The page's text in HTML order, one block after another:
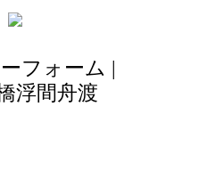
フォーム |
浮間舟渡